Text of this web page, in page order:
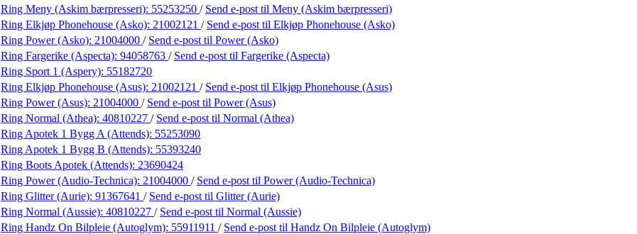
Ring Meny (Askim bærpresseri): 55253250 / Send e-post til Meny (Askim bærpresseri)
Ring Elkjøp Phonehouse (Asko): 21002121 / Send e-post til Elkjøp Phonehouse (Asko)
Ring Power (Asko): 21004000 / Send e-post til Power (Asko)
Ring Fargerike (Aspecta): 94058763 / Send e-post til Fargerike (Aspecta)
Ring Sport 1 (Aspery): 55182720
Ring Elkjøp Phonehouse (Asus): 21002121 / Send e-post til Elkjøp Phonehouse (Asus)
Ring Power (Asus): 21004000 / Send e-post til Power (Asus)
Ring Normal (Athea): 40810227 / Send e-post til Normal (Athea)
Ring Apotek 1 Bygg A (Attends): 55253090
Ring Apotek 1 Bygg B (Attends): 55393240
Ring Boots Apotek (Attends): 23690424
Ring Power (Audio-Technica): 21004000 / Send e-post til Power (Audio-Technica)
Ring Glitter (Aurie): 91367641 / Send e-post til Glitter (Aurie)
Ring Normal (Aussie): 40810227 / Send e-post til Normal (Aussie)
Ring Handz On Bilpleie (Autoglym): 55911911 / Send e-post til Handz On Bilpleie (Autoglym)